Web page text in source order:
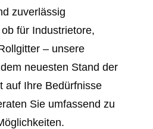
zuverlässig
für Industrietore,
– unsere
neuesten Stand der
auf Ihre Bedürfnisse
Sie umfassend zu